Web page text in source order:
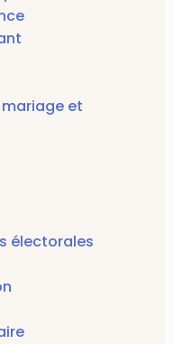
et
électorales